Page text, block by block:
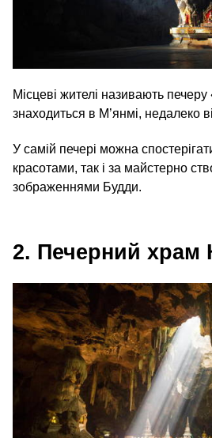
Місцеві жителі називають
знаходиться в М’янмі, недалеко
У самій печері можна
красотами, так і за майстерно
зображеннями Будди.
2. Печерний храм